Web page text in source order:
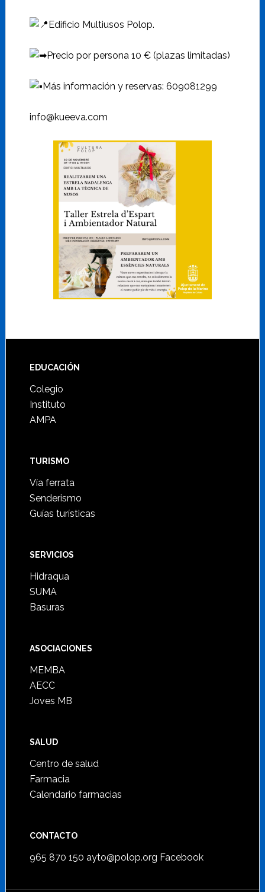
Edificio Multiusos Polop.
Precio por persona 10 € (plazas limitadas)
Más información y reservas: 609081299
info@kueeva.com
Footer
EDUCACIÓN
Colegio
Instituto
AMPA
TURISMO
Vía ferrata
Senderismo
Guías turísticas
SERVICIOS
Hidraqua
SUMA
Basuras
ASOCIACIONES
MEMBA
AECC
Joves MB
SALUD
Centro de salud
Farmacia
Calendario farmacias
CONTACTO
965 870 150 ayto@polop.org Facebook